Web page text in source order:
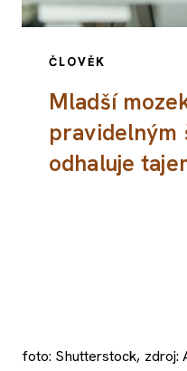
ČLOVĚK
Mladší
pravidelným
odhaluje
foto: Shutterstock, zdroj: